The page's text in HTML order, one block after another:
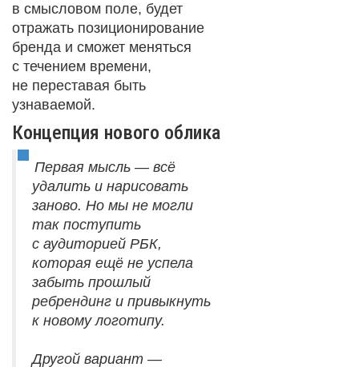
в смысловом поле, будет
отражать позиционирование
бренда и сможет меняться
с течением времени,
не переставая быть
узнаваемой.
Концепция нового облика
Первая мысль — всё
удалить и нарисовать
заново. Но мы не могли
так поступить
с аудиторией РБК,
которая ещё не успела
забыть прошлый
ребрендинг и привыкнуть
к новому логотипу.
Другой вариант —